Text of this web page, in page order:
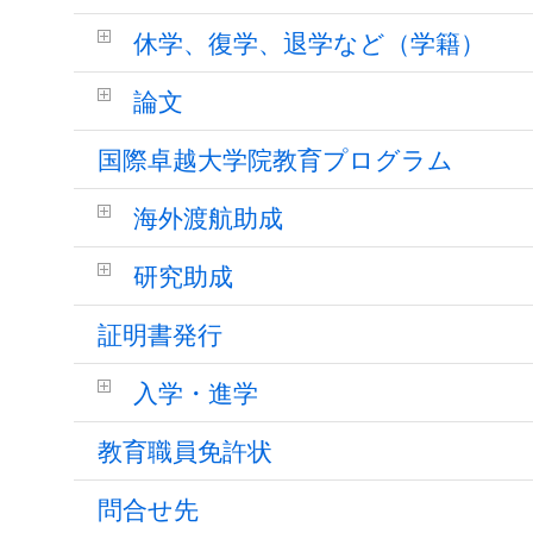
休学、復学、退学など（学籍）
論文
国際卓越大学院教育プログラム
海外渡航助成
研究助成
証明書発行
入学・進学
教育職員免許状
問合せ先